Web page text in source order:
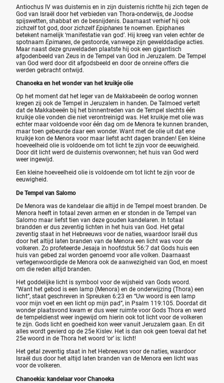
Antiochus IV was duisternis en in zijn duisternis richtte hij zich tegen de
God van Israël door het verbieden van Thora-onderwijs, de Joodse
spijswetten, shabbat en de besnijdenis. Daarnaast verhief hij ook
zichzelf tot god, door zichzelfEpiphanes te noemen. Epiphanes
betekent namelijk ‘manifestatie van god’. Hij kreeg van velen echter de
spotnaam Epimanes, de gestoorde, vanwege zijn gewelddadige acties.
Maar naast deze gruweldaden plaatste hij ook een gigantisch
afgodenbeeld van Zeus in de Tempel van God in Jeruzalem. De Tempel
van God werd door dit afgodsbeeld en door de onreine offers die
werden gebracht ontwijd.
Chanoeka en het wonder van het kruikje olie
Op het moment dat het leger van de Makkabeeën de oorlog wonnen
kregen zij ook de Tempel in Jeruzalem in handen. De Talmoed vertelt
dat de Makkabeeën bij het binnentreden van de Tempel slechts één
kruikje olie vonden die niet verontreinigd was. Het kruikje met olie was
echter maar voldoende voor één dag om de Menora te kunnen branden,
maar toen gebeurde daar een wonder. Want met de olie uit dat ene
kruikje kon de Menora voor maar liefst acht dagen branden! Een kleine
hoeveelheid olie is voldoende om tot licht te zijn voor de eeuwigheid.
Door dit licht werd de duisternis overwonnen; het huis van God werd
weer ingewijd.
Een kleine hoeveelheid olie is voldoende om tot licht te zijn voor de
eeuwigheid.
De Tempel van Salomo
De Menora was de kandelaar die altijd in de Tempel moest branden. De
Menora heeft in totaal zeven armen en er stonden in de Tempel van
Salomo maar liefst tien van deze gouden kandelaren. In totaal
brandden er dus zeventig lichten in het huis van God. Het getal
zeventig staat in het Hebreeuws voor de naties, waardoor Israël dus
door het altijd laten branden van de Menora een licht was voor de
volkeren. Zo profeteerde Jesaja in hoofdstuk 56:7 dat Gods huis een
huis van gebed zal worden genoemd voor alle volken. Daarnaast
vertegenwoordigde de Menora ook de aanwezigheid van God, en moest
om die reden altijd branden.
Het goddelijke licht is symbool voor de wijsheid van Gods woord.
“Want het gebod is een lamp (Menora) en de onderwijzing (Thora) een
licht”, staat geschreven in Spreuken 6:23 en “Uw woord is een lamp
voor mijn voet en een licht op mijn pad”, in Psalm 119:105. Doordat dit
wonder plaatsvond kwam er dus weer ruimte voor Gods Thora en werd
de tempeldienst weer ingewijd om hierin ook tot licht voor de volkeren
te zijn. Gods licht en goedheid kon weer vanuit Jeruzalem gaan. En dit
alles wordt gevierd op de 25e Kislev. Het is dan ook geen toeval dat het
25e woord in de Thora het woord ‘or’ is: licht!
Het getal zeventig staat in het Hebreeuws voor de naties, waardoor
Israël dus door het altijd laten branden van de Menora een licht was
voor de volkeren.
Chanoekia: kandelaar voor Chanoeka